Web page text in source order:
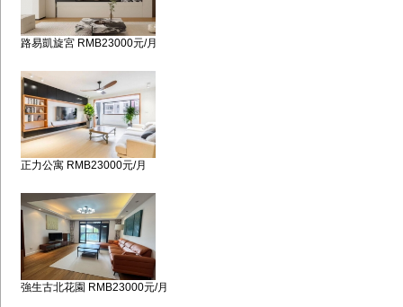
路易凱旋宮 RMB23000元/月
正力公寓 RMB23000元/月
強生古北花園 RMB23000元/月